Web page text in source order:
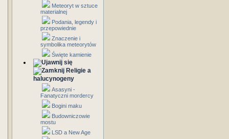
Meteoryt w sztuce
materialnej
Podania, legendy i
przepowiednie
Znaczenie i
symbolika meteorytów
Święte kamienie
Religie a
halucynogeny
Asasyni -
Fanatyczni mordercy
Bogini maku
Budowniczowie
mostu
LSD a New Age